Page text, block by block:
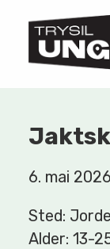
6. mai 2026
Sted:
Alder: 13-